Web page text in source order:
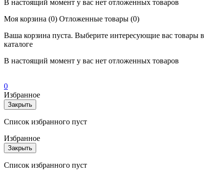
В настоящий момент у вас нет отложенных товаров
Моя корзина (0) Отложенные товары (0)
Ваша корзина пуста. Выберите интересующие вас товары в
каталоге
В настоящий момент у вас нет отложенных товаров
0
Избранное
Закрыть
Список избранного пуст
Избранное
Закрыть
Список избранного пуст